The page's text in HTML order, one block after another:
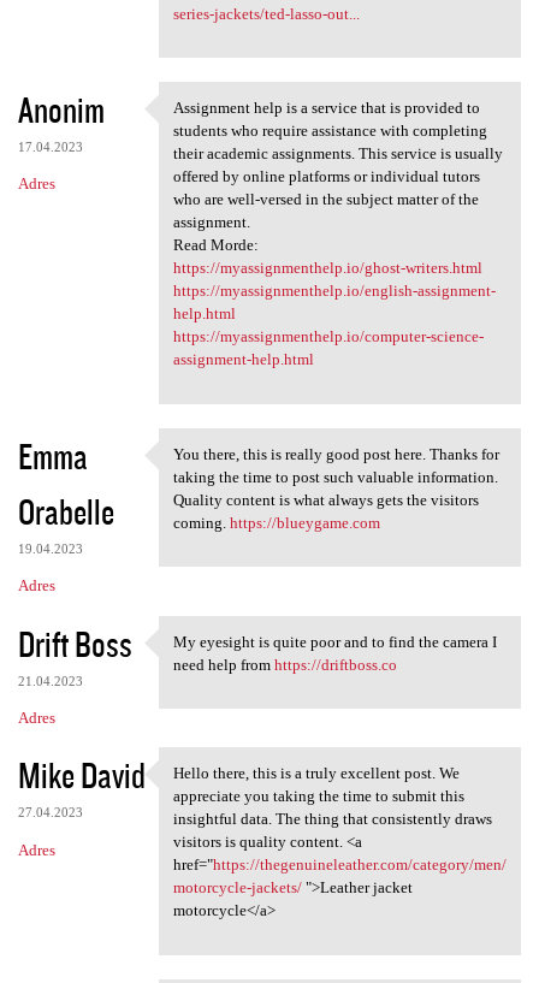
series-jackets/ted-lasso-out...
Anonim
17.04.2023
Adres
Assignment help is a service
Assignment help is a service that is provided to
students who require assistance with completing
their academic assignments. This service is usually
offered by online platforms or individual tutors
who are well-versed in the subject matter of the
assignment.
Read Morde:
https://myassignmenthelp.io/ghost-writers.html
https://myassignmenthelp.io/english-assignment-
help.html
https://myassignmenthelp.io/computer-science-
assignment-help.html
Emma
Orabelle
19.04.2023
Adres
You there, this is really
You there, this is really good post here. Thanks for
taking the time to post such valuable information.
Quality content is what always gets the visitors
coming. https://blueygame.com
Drift Boss
21.04.2023
Adres
My eyesight is quite poor and
My eyesight is quite poor and to find the camera I
need help from https://driftboss.co
Mike David
27.04.2023
Adres
Hello there, this is a truly
Hello there, this is a truly excellent post. We
appreciate you taking the time to submit this
insightful data. The thing that consistently draws
visitors is quality content. <a
href="https://thegenuineleather.com/category/men/
motorcycle-jackets/">Leather jacket
motorcycle</a>